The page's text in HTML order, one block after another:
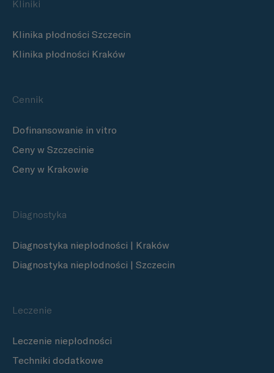
Kliniki
Klinika płodności Szczecin
Klinika płodności Kraków
Cennik
Dofinansowanie in vitro
Ceny w Szczecinie
Ceny w Krakowie
Diagnostyka
Diagnostyka niepłodności | Kraków
Diagnostyka niepłodności | Szczecin
Leczenie
Leczenie niepłodności
Techniki dodatkowe